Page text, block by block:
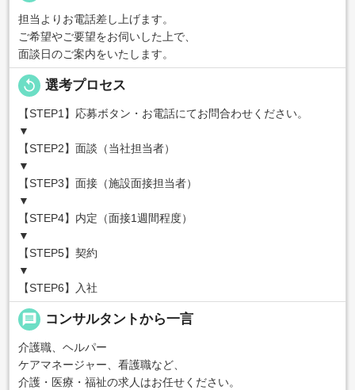
担当よりお電話差し上げます。
ご希望やご要望をお伺いした上で、
面談日のご案内をいたします。
replay 選考プロセス
【STEP1】応募ボタン・お電話にてお問合わせください。
▼
【STEP2】面談（当社担当者）
▼
【STEP3】面接（施設面接担当者）
▼
【STEP4】内定（面接1週間程度）
▼
【STEP5】契約
▼
【STEP6】入社
message コンサルタントから一言
介護職、ヘルパー
ケアマネージャー、看護職など、
介護・医療・福祉の求人はお任せください。